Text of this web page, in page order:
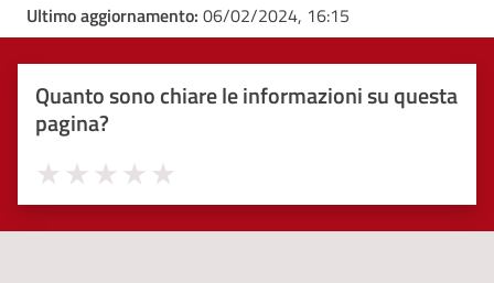
Ultimo aggiornamento: 06/02/2024, 16:15
Quanto sono chiare le informazioni su questa
pagina?
Valuta 5 stelle su 5
Valuta 4 stelle su 5
Valuta 3 stelle su 5
Valuta 2 stelle su 5
Valuta 1 stelle su 5